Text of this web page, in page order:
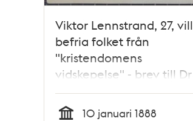
Viktor Lennstrand, 27, vill
befria folket från
"kristendomens
vidskepelse" - brev till Dr
Nyström 1888
10 januari 1888